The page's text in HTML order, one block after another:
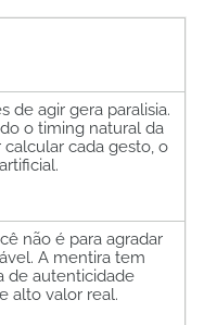
de agir gera paralisia.
o timing natural da
cada gesto, o
não é para agradar
A mentira tem
de autenticidade
alto valor real.